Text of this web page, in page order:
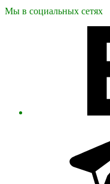
Мы в социальных сетях